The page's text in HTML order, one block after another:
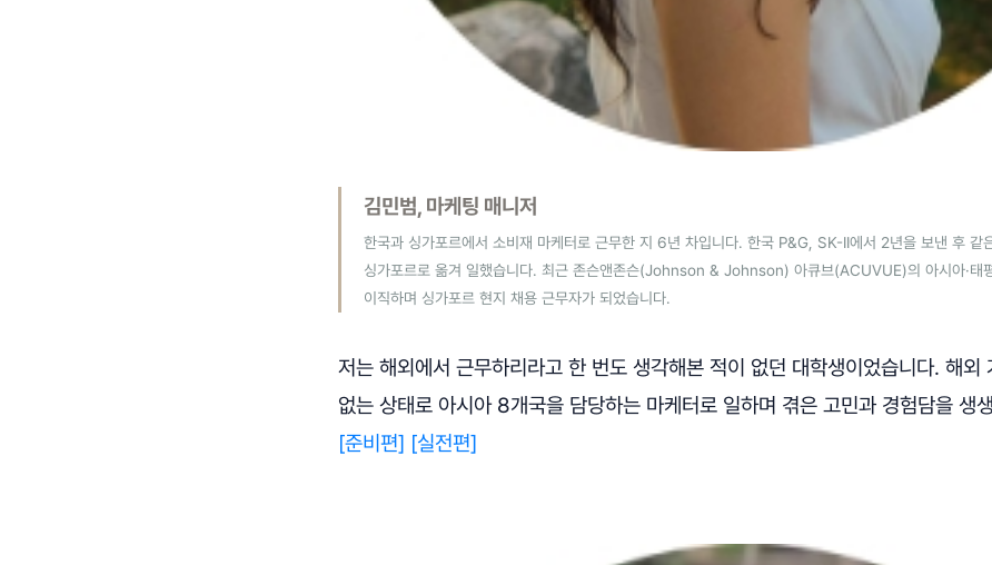
김민범, 마케팅 매니저
한국과 싱가포르에서 소비재 마케터로 근무한 지 6년 차입니다. 한국 P&G, SK-II에서 2년을 보낸 후 같
싱가포르로 옮겨 일했습니다. 최근 존슨앤존슨(Johnson & Johnson) 아큐브(ACUVUE)의 아시아·태
이직하며 싱가포르 현지 채용 근무자가 되었습니다.
저는 해외에서 근무하리라고 한 번도 생각해본 적이 없던 대학생이었습니다. 해외
없는 상태로 아시아 8개국을 담당하는 마케터로 일하며 겪은 고민과 경험담을 생
[준비편] [실전편]